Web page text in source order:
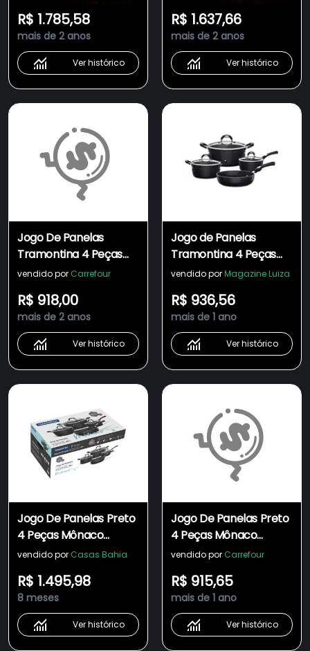
interno e externo
antiaderente starflon
premium preto 5
peças
R$ 1.785,58
mais de 2 anos
Ver histórico
Revestimento Interno
Antiaderente e Cabo
em Silicone
Tramontina 28799/002
R$ 1.637,66
mais de 2 anos
Ver histórico
Jogo De Panelas
Tramontina 4 Peças
Mônaco Induction Em
Revestimento
Antiaderente Starflon
Premium Preto
vendido por Carrefour
R$ 918,00
mais de 2 anos
Ver histórico
Jogo de Panelas
Tramontina 4 Peças
Mônaco Induction em
Revestimento
Antiaderente Starflon
Premium Preto
vendido porMagazine Luiza
R$ 936,56
mais de 1 ano
Ver histórico
Jogo De Panelas Preto
4 Peças Mônaco
Induction Tramontina
vendido por Casas Bahia
R$ 1.495,98
8 meses
Ver histórico
Jogo De Panelas Preto
4 Peças Mônaco
Induction Tramontina
vendido por Carrefour
R$ 915,65
mais de 1 ano
Ver histórico